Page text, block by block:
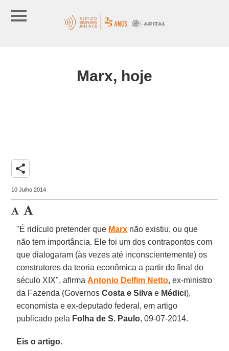
Marx, hoje
share
10 Julho 2014
"É ridículo pretender que Marx não existiu, ou que
não tem importância. Ele foi um dos contrapontos com
que dialogaram (às vezes até inconscientemente) os
construtores da teoria econômica a partir do final do
século XIX", afirmaAntonio Delfim Netto, ex-ministro
da Fazenda (GovernosCosta e Silva e Médici),
economista e ex-deputado federal, em artigo
publicado pela Folha de S. Paulo, 09-07-2014.
Eis o artigo.